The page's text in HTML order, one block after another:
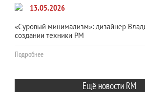
13.05.2026
«Суровый минимализм»: дизайнер
создании техники РМ
Подробнее
Ещё новости RM